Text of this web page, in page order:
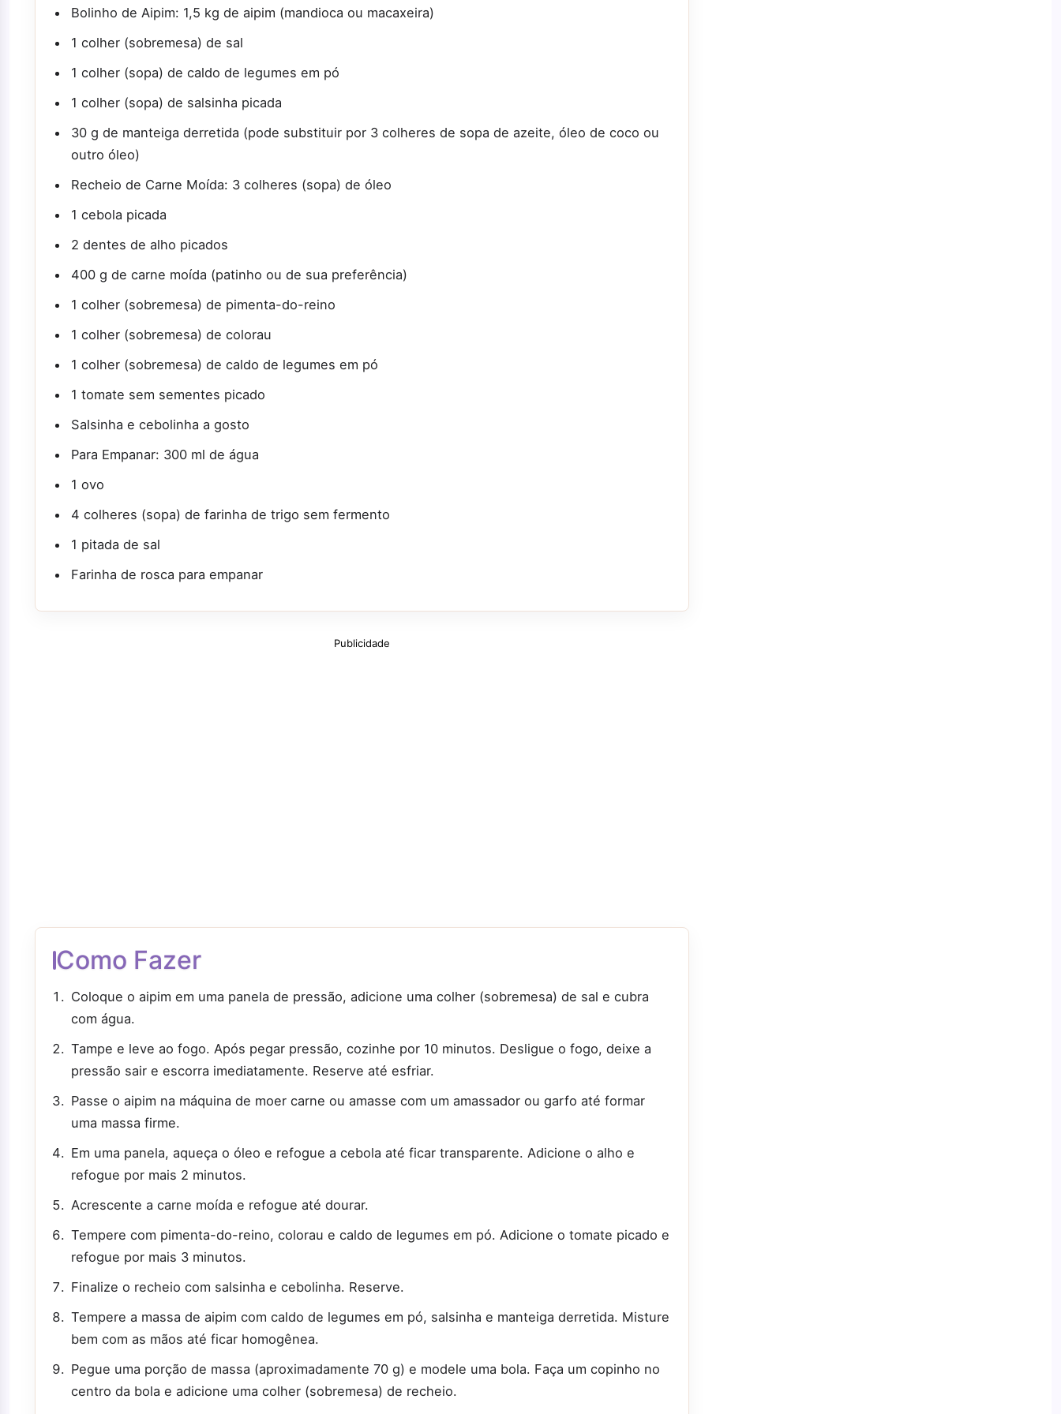
Bolinho de Aipim: 1,5 kg de aipim (mandioca ou macaxeira)
1 colher (sobremesa) de sal
1 colher (sopa) de caldo de legumes em pó
1 colher (sopa) de salsinha picada
30 g de manteiga derretida (pode substituir por 3 colheres de sopa de azeite, óleo de coco ou
outro óleo)
Recheio de Carne Moída: 3 colheres (sopa) de óleo
1 cebola picada
2 dentes de alho picados
400 g de carne moída (patinho ou de sua preferência)
1 colher (sobremesa) de pimenta-do-reino
1 colher (sobremesa) de colorau
1 colher (sobremesa) de caldo de legumes em pó
1 tomate sem sementes picado
Salsinha e cebolinha a gosto
Para Empanar: 300 ml de água
1 ovo
4 colheres (sopa) de farinha de trigo sem fermento
1 pitada de sal
Farinha de rosca para empanar
Publicidade
Como Fazer
Coloque o aipim em uma panela de pressão, adicione uma colher (sobremesa) de sal e cubra
com água.
Tampe e leve ao fogo. Após pegar pressão, cozinhe por 10 minutos. Desligue o fogo, deixe a
pressão sair e escorra imediatamente. Reserve até esfriar.
Passe o aipim na máquina de moer carne ou amasse com um amassador ou garfo até formar
uma massa firme.
Em uma panela, aqueça o óleo e refogue a cebola até ficar transparente. Adicione o alho e
refogue por mais 2 minutos.
Acrescente a carne moída e refogue até dourar.
Tempere com pimenta-do-reino, colorau e caldo de legumes em pó. Adicione o tomate picado e
refogue por mais 3 minutos.
Finalize o recheio com salsinha e cebolinha. Reserve.
Tempere a massa de aipim com caldo de legumes em pó, salsinha e manteiga derretida. Misture
bem com as mãos até ficar homogênea.
Pegue uma porção de massa (aproximadamente 70 g) e modele uma bola. Faça um copinho no
centro da bola e adicione uma colher (sobremesa) de recheio.